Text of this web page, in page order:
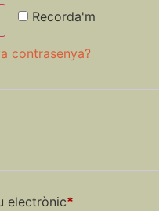
Recorda'm
contrasenya?
electrònic*